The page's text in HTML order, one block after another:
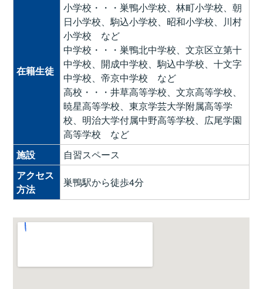
在籍生徒
小学校・・・巣鴨小学校、林町小学校、朝
日小学校、駒込小学校、昭和小学校、川村
小学校 など
中学校・・・巣鴨北中学校、文京区立第十
中学校、開成中学校、駒込中学校、十文字
中学校、帝京中学校 など
高校・・・井草高等学校、文京高等学校、
暁星高等学校、東京学芸大学附属高等学
校、明治大学付属中野高等学校、広尾学園
高等学校 など
施設
自習スペース
アクセス
方法
巣鴨駅から徒歩4分